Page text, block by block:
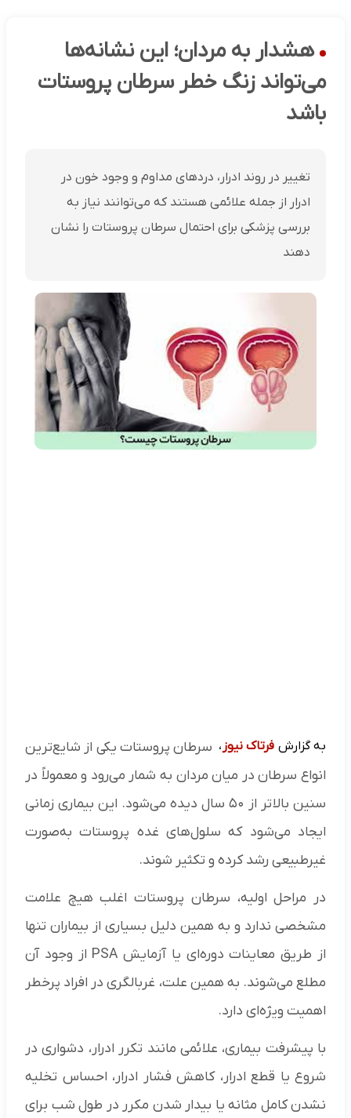
هشدار به مردان؛ این نشانه‌ها
می‌تواند زنگ خطر سرطان پروستات
باشد
تغییر در روند ادرار، دردهای مداوم و وجود خون در
ادرار از جمله علائمی هستند که می‌توانند نیاز به
بررسی پزشکی برای احتمال سرطان پروستات را نشان
دهند
به گزارش فرتاک نیوز ، سرطان پروستات یکی از شایع‌ترین
انواع سرطان در میان مردان به شمار می‌رود و معمولاً در
سنین بالاتر از ۵۰ سال دیده می‌شود. این بیماری زمانی
ایجاد می‌شود که سلول‌های غده پروستات به‌صورت
غیرطبیعی رشد کرده و تکثیر شوند.
در مراحل اولیه، سرطان پروستات اغلب هیچ علامت
مشخصی ندارد و به همین دلیل بسیاری از بیماران تنها
از طریق معاینات دوره‌ای یا آزمایش PSA از وجود آن
مطلع می‌شوند. به همین علت، غربالگری در افراد پرخطر
اهمیت ویژه‌ای دارد.
با پیشرفت بیماری، علائمی مانند تکرر ادرار، دشواری در
شروع یا قطع ادرار، کاهش فشار ادرار، احساس تخلیه
نشدن کامل مثانه یا بیدار شدن مکرر در طول شب برای